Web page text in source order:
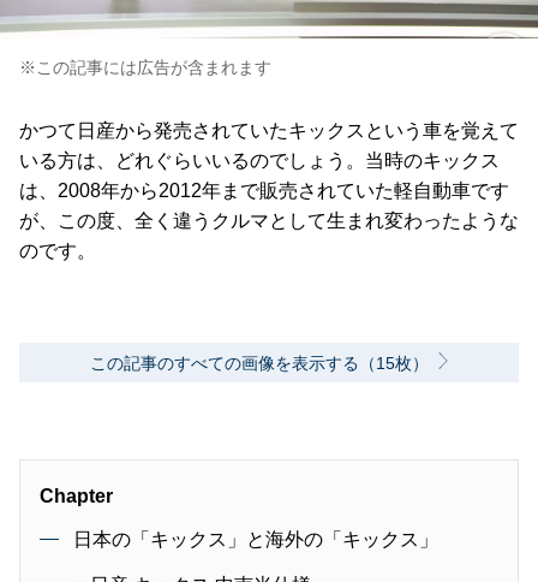
※この記事には広告が含まれます
かつて日産から発売されていたキックスという車を覚えて
いる方は、どれぐらいいるのでしょう。当時のキックス
は、2008年から2012年まで販売されていた軽自動車です
が、この度、全く違うクルマとして生まれ変わったような
のです。
この記事のすべての画像を表示する（15枚）
Chapter
日本の「キックス」と海外の「キックス」